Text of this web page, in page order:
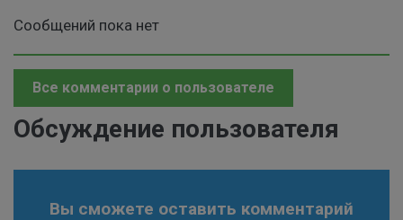
Сообщений пока нет
Все комментарии о пользователе
Обсуждение пользователя
Вы сможете оставить комментарий